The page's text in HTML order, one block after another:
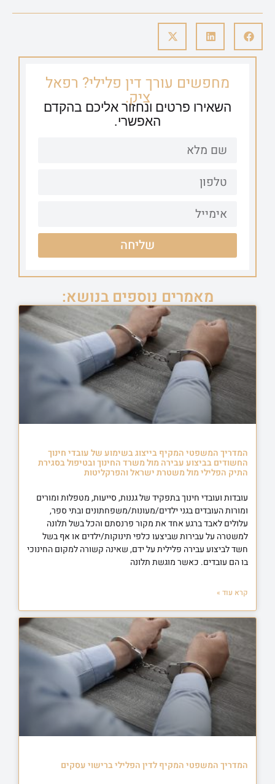
מחפשים עורך דין פלילי? רפאל
ציק.
השאירו פרטים ונחזור אליכם בהקדם
האפשרי.
שליחה
מאמרים נוספים בנושא:
המדריך המשפטי המקיף בייצוג בשימוע של עובדי חינוך
החשודים בביצוע עבירה מול משרד החינוך ובטיפול בסגירת
התיק הפלילי מול משטרת ישראל והפרקליטות
עובדות ועובדי חינוך בתפקיד של גננות, סייעות, מטפלות ומורים
ומורות העובדים בגני ילדים/מעונות/משפחתונים ובתי ספר,
עלולים לאבד ברגע אחד את מקור פרנסתם והכל בשל תלונה
למשטרה על עבירות שביצעו כלפי תינוקות/ילדים או אף בשל
חשד לביצוע עבירה פלילית על ידם, שאינה קשורה למקום החינוכי
בו הם עובדים. כאשר מוגשת תלונה
קרא עוד »
המדריך המשפטי המקיף לדין הפלילי ברישוי עסקים